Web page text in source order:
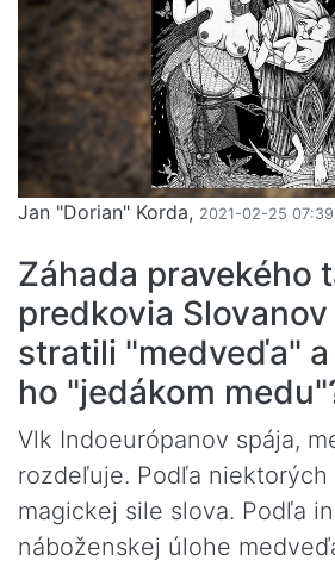
Jan "Dorian" Korda, 2021-02-25
Záhada pravekého
predkovia Slovanov
stratili "medveďa"
ho "jedákom
Vlk Indoeurópanov spája,
rozdeľuje. Podľa
magickej sile slova. Podľa
náboženskej úlohe